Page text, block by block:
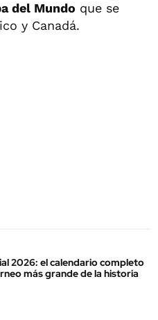
del Mundo que se
y Canadá.
2026: el calendario completo
más grande de la historia